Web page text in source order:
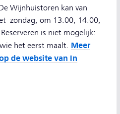
Wijnhuistoren kan van
zondag, om 13.00, 14.00,
is niet mogelijk:
het eerst maalt. Meer
de website van In